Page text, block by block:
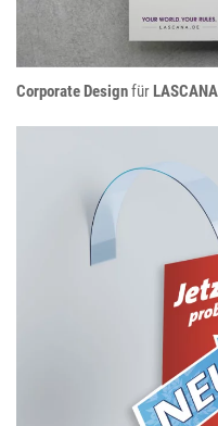
Corporate Designfür
DIE